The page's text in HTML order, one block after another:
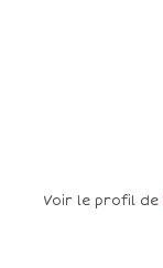
Voir le profil de